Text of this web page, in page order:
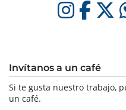
Invítanos a un café
Si te gusta nuestro trabajo,
un café.